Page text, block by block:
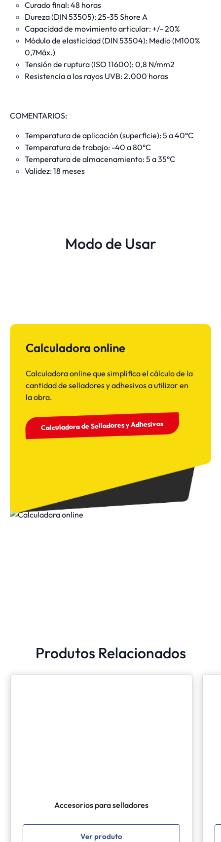
Curado final: 48 horas
Dureza (DIN 53505):25-35 Shore A
Capacidad de movimiento articular: +/- 20%
Módulo de elasticidad (DIN 53504): Medio (M100%
0,7Máx.)
Tensión de ruptura (ISO 11600): 0,8 N/mm2
Resistencia a los rayos UVB:2.000 horas
COMENTARIOS:
Temperatura de aplicación (superficie): 5 a 40°C
Temperatura de trabajo: -40 a 80°C
Temperatura de almacenamiento: 5 a 35°C
Validez: 18 meses
Modo de Usar
Calculadora online
Calculadora online que simplifica el cálculo de la
cantidad de selladores y adhesivos a utilizar en
la obra.
Calculadora de Selladores y Adhesivos
Produtos Relacionados
Accesorios para selladores
Ver produto